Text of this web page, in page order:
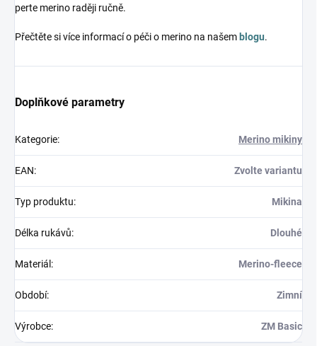
perte merino raději ručně.
Přečtěte si více informací o péči o merino na našem blogu.
Doplňkové parametry
Kategorie: Merino mikiny
EAN: Zvolte variantu
Typ produktu: Mikina
Délka rukávů: Dlouhé
Materiál : Merino-fleece
Období: Zimní
Výrobce: ZM Basic